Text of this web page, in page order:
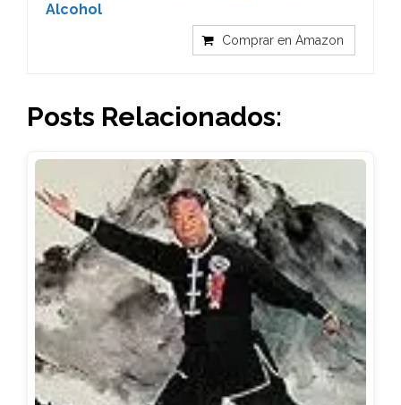
Alcohol
Comprar en Amazon
Posts Relacionados: